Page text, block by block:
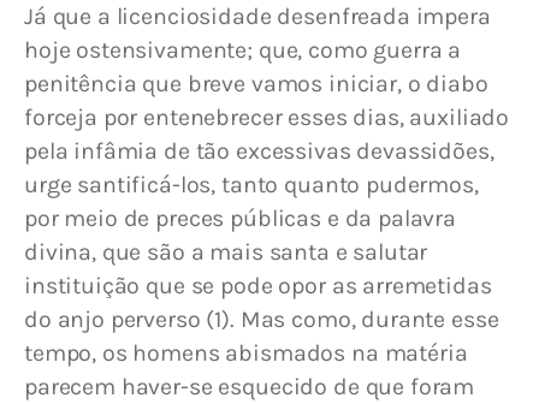
Já que a licenciosidade desenfreada impera
hoje ostensivamente; que, como guerra a
penitência que breve vamos iniciar, o diabo
forceja por entenebrecer esses dias, auxiliado
pela infâmia de tão excessivas devassidões,
urge santificá-los, tanto quanto pudermos,
por meio de preces públicas e da palavra
divina, que são a mais santa e salutar
instituição que se pode opor as arremetidas
do anjo perverso (1). Mas como, durante esse
tempo, os homens abismados na matéria
parecem haver-se esquecido de que foram